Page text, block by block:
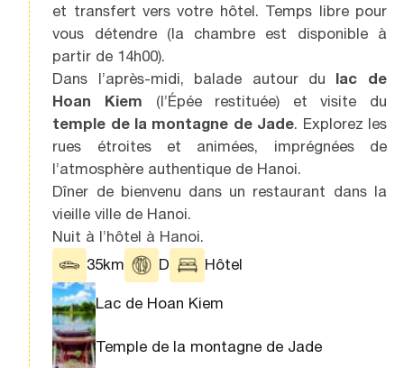
et transfert vers votre hôtel. Temps libre pour
vous détendre (la chambre est disponible à
partir de 14h00).
Dans l’après-midi, balade autour du lac de
Hoan Kiem (l’Épée restituée) et visite du
temple de la montagne de Jade. Explorez les
rues étroites et animées, imprégnées de
l’atmosphère authentique de Hanoi.
Dîner de bienvenu dans un restaurant dans la
vieille ville de Hanoi.
Nuit à l’hôtel à Hanoi.
35km
D Hôtel
Lac de Hoan Kiem
Temple de la montagne de Jade